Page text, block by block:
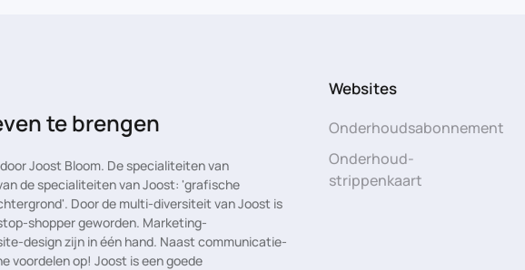
te brengen
Joost Bloom. De specialiteiten van
de specialiteiten van Joost: 'grafische
Door de multi-diversiteit van Joost is
shopper geworden. Marketing-
design zijn in één hand. Naast communicatie-
voordelen op! Joost is een goede
Websites
Onderhoudsabonnement
Onderhoud-
strippenkaart